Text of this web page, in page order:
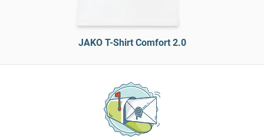
JAKO T-Shirt Comfort 2.0